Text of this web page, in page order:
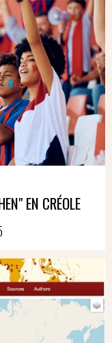
EN CRÉOLE